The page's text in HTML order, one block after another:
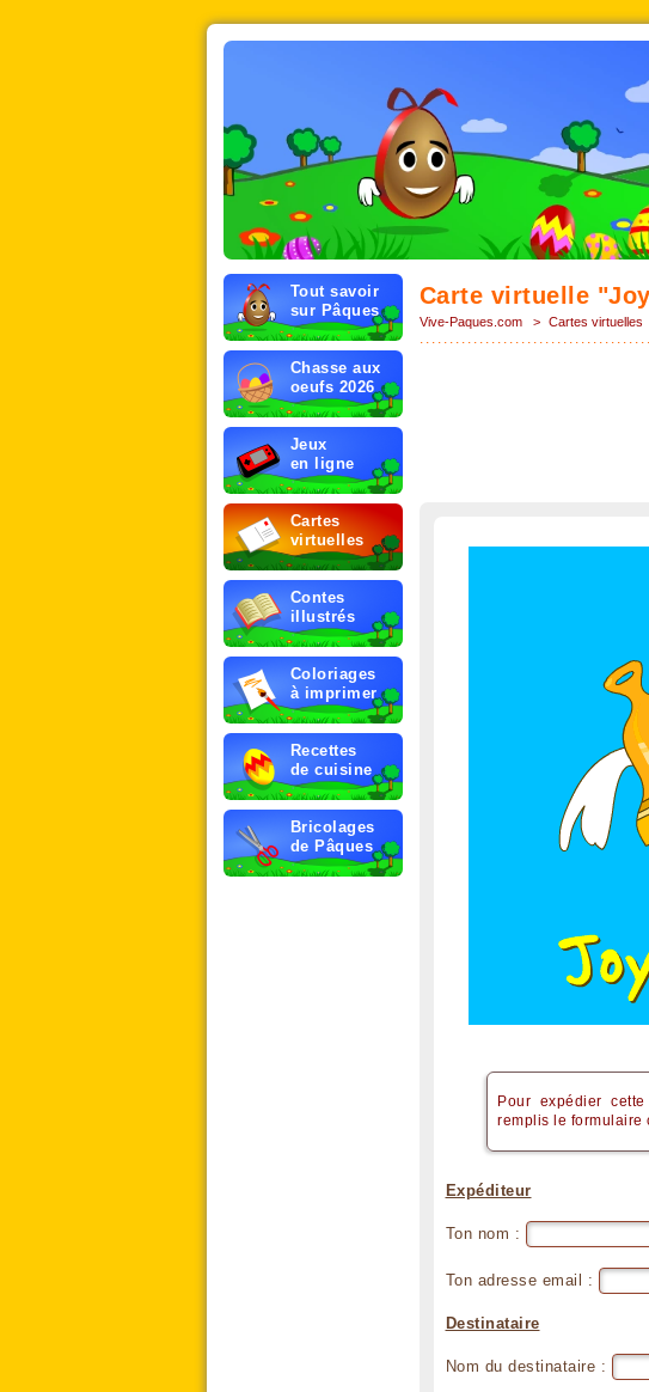
Tout savoir
sur Pâques
Chasse aux
oeufs 2026
Jeux
en ligne
Cartes
virtuelles
Contes
illustrés
Coloriages
à imprimer
Recettes
de cuisine
Bricolages
de Pâques
Carte virtuelle
Vive-Paques.com > Cartes virtuelles
Pour expédier
remplis le formulaire
Expéditeur
Ton nom :
Ton adresse email :
Destinataire
Nom du destinataire :